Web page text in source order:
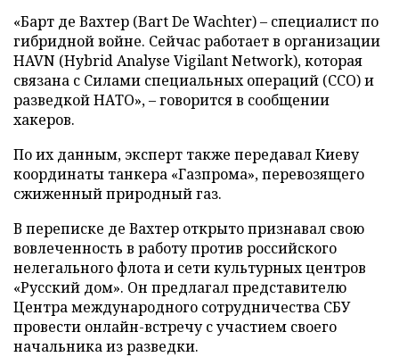
«Барт де Вахтер (Bart De Wachter) – специалист по
гибридной войне. Сейчас работает в организации
HAVN (Hybrid Analyse Vigilant Network), которая
связана с Силами специальных операций (ССО) и
разведкой НАТО», – говорится в сообщении
хакеров.
По их данным, эксперт также передавал Киеву
координаты танкера «Газпрома», перевозящего
сжиженный природный газ.
В переписке де Вахтер открыто признавал свою
вовлеченность в работу против российского
нелегального флота и сети культурных центров
«Русский дом». Он предлагал представителю
Центра международного сотрудничества СБУ
провести онлайн-встречу с участием своего
начальника из разведки.